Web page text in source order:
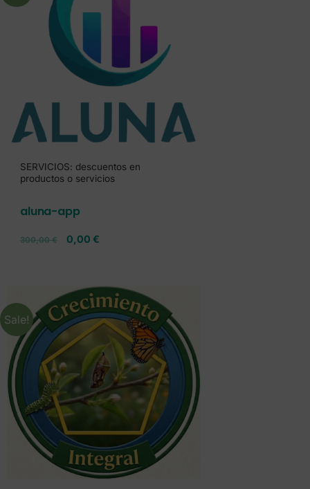
SERVICIOS: descuentos en
productos o servicios
aluna-app
300,00€ 0,00 €
Sale!